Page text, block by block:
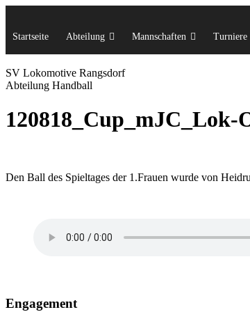
Startseite Abteilung Mannschaften Turniere
SV Lokomotive Rangsdorf
Abteilung Handball
120818_Cup_mJC_Lok-
Den Ball des Spieltages der 1.Frauen wurde von
Engagement